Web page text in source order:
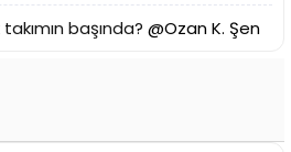
başında? @Ozan K. Şen